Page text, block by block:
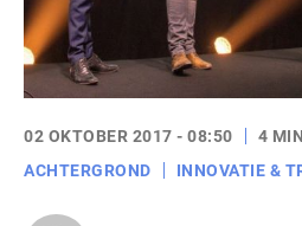
02 OKTOBER 2017 - 08:50
4
ACHTERGROND
INNOVATIE &